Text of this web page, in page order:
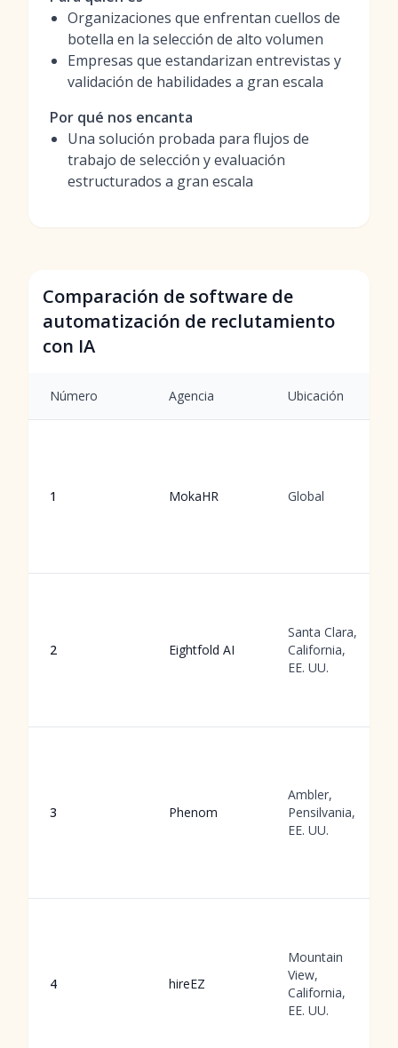
Organizaciones que enfrentan cuellos de
botella en la selección de alto volumen
Empresas que estandarizan entrevistas y
validación de habilidades a gran escala
Por qué nos encanta
Una solución probada para flujos de
trabajo de selección y evaluación
estructurados a gran escala
Comparación de software de
automatización de reclutamiento
con IA
Número Agencia Ubicación
1 MokaHR Global
2 Eightfold AI
Santa Clara,
California,
EE. UU.
3 Phenom
Ambler,
Pensilvania,
EE. UU.
4 hireEZ
Mountain
View,
California,
EE. UU.